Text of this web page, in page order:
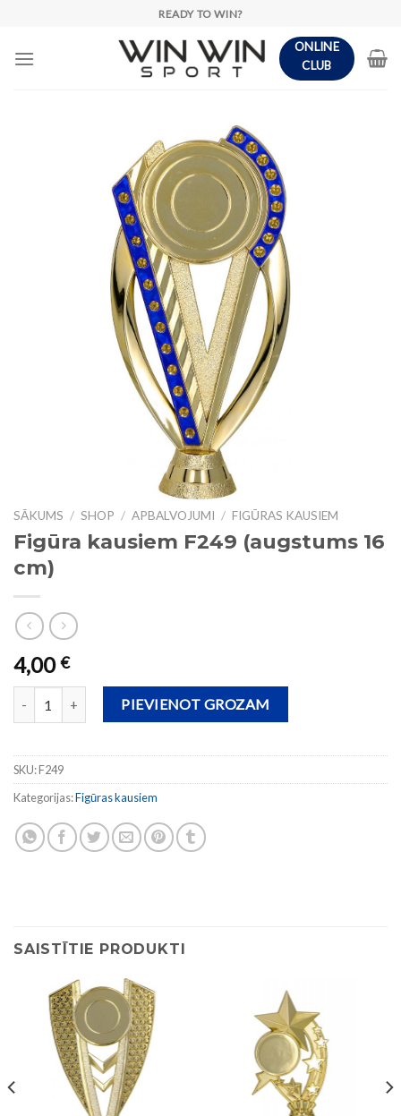
content
READY TO WIN?
ONLINE
CLUB
SĀKUMS / SHOP / APBALVOJUMI / FIGŪRAS KAUSIEM
Figūra kausiem F249 (augstums 16
cm)
4,00€
Figūra kausiem F249 (augstums 16 cm) daudzums
PIEVIENOT GROZAM
SKU:F249
Kategorijas:Figūras kausiem
SAISTĪTIE PRODUKTI